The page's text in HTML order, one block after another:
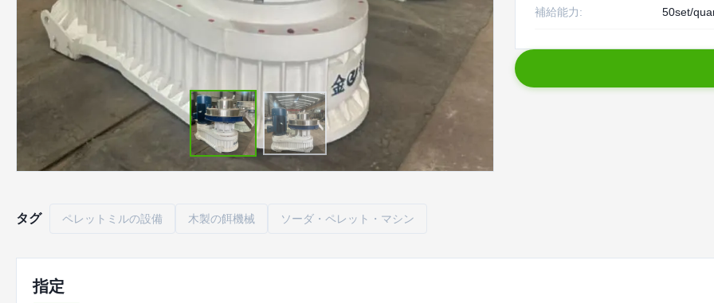
補給能力: 50set/
タグ ペレットミルの設備 木製の餌機械 ソーダ・ペレット・マシン
指定